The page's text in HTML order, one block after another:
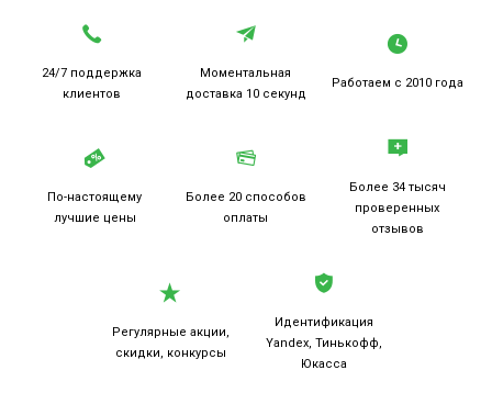
24/7 поддержка
клиентов
Моментальная
доставка 10 секунд
Работаем с 2010 года
По-настоящему
лучшие цены
Более 20 способов
оплаты
Более 34 тысяч
проверенных
отзывов
Регулярные акции,
скидки, конкурсы
Идентификация
Yandex, Тинькофф,
Юкасса